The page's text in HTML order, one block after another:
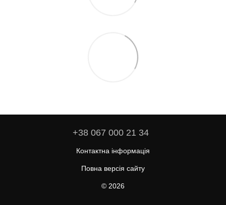
+38 067 000 21 34
Контактна інформація
Повна версія сайту
© 2026